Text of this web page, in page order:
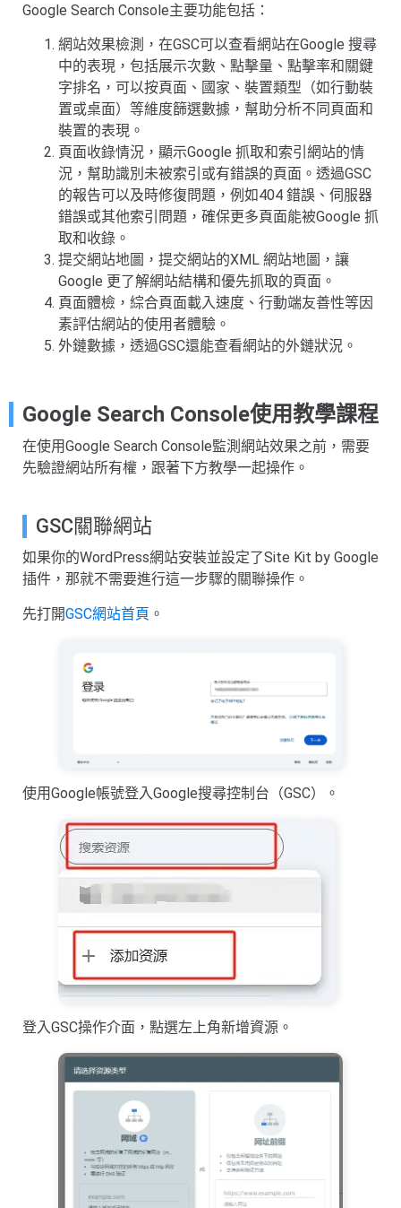
Google Search Console主要功能包括：
網站效果檢測，在GSC可以查看網站在Google 搜尋
中的表現，包括展示次數、點擊量、點擊率和關鍵
字排名，可以按頁面、國家、裝置類型（如行動裝
置或桌面）等維度篩選數據，幫助分析不同頁面和
裝置的表現。
頁面收錄情況，顯示Google 抓取和索引網站的情
況，幫助識別未被索引或有錯誤的頁面。透過GSC
的報告可以及時修復問題，例如404 錯誤、伺服器
錯誤或其他索引問題，確保更多頁面能被Google 抓
取和收錄。
提交網站地圖，提交網站的XML 網站地圖，讓
Google 更了解網站結構和優先抓取的頁面。
頁面體檢，綜合頁面載入速度、行動端友善性等因
素評估網站的使用者體驗。
外鏈數據，透過GSC還能查看網站的外鏈狀況。
Google Search Console使用教學課程
在使用Google Search Console監測網站效果之前，需要
先驗證網站所有權，跟著下方教學一起操作。
GSC關聯網站
如果你的WordPress網站安裝並設定了Site Kit by Google
插件，那就不需要進行這一步驟的關聯操作。
先打開GSC網站首頁 。
使用Google帳號登入Google搜尋控制台（GSC）。
登入GSC操作介面，點選左上角新增資源。